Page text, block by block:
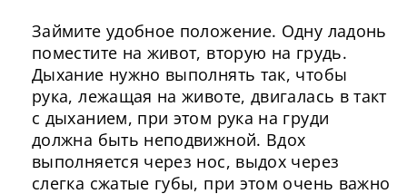
Займите удобное положение. Одну ладонь
поместите на живот, вторую на грудь.
Дыхание нужно выполнять так, чтобы
рука, лежащая на животе, двигалась в такт
с дыханием, при этом рука на груди
должна быть неподвижной. Вдох
выполняется через нос, выдох через
слегка сжатые губы, при этом очень важно